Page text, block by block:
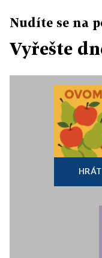
Nudíte se na
Vyřešte
HRÁT